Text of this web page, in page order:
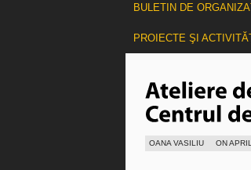
BULETIN DE
PROIECTE ŞI
OANA VASILIU ON